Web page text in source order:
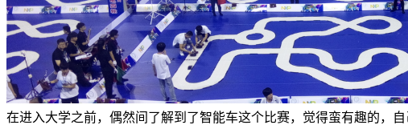
在进入大学之前，偶然间了解到了智能车这个比赛，觉得蛮有趣的，